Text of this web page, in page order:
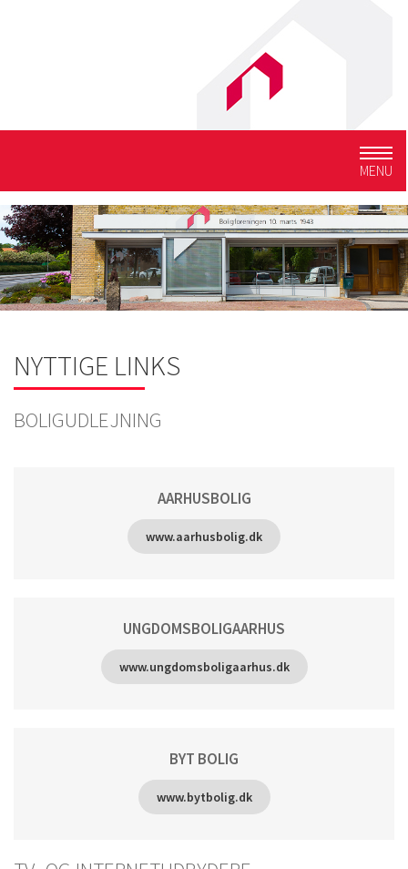
MENU
NYTTIGE LINKS
BOLIGUDLEJNING
AARHUSBOLIG
www.aarhusbolig.dk
UNGDOMSBOLIGAARHUS
www.ungdomsboligaarhus.dk
BYT BOLIG
www.bytbolig.dk